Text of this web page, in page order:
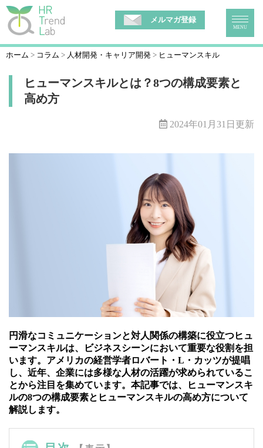
メルマガ登録
MENU
ホーム コラム 人材開発・キャリア開発 ヒューマンスキル
ヒューマンスキルとは？8つの構成要素と
高め方
2024年01月31日更新
円滑なコミュニケーションと対人関係の構築に役立つヒュ
ーマンスキルは、ビジネスシーンにおいて重要な役割を担
います。アメリカの経営学者ロバート・L・カッツが提唱
し、近年、企業には多様な人材の活躍が求められているこ
とから注目を集めています。本記事では、ヒューマンスキ
ルの8つの構成要素とヒューマンスキルの高め方について
解説します。